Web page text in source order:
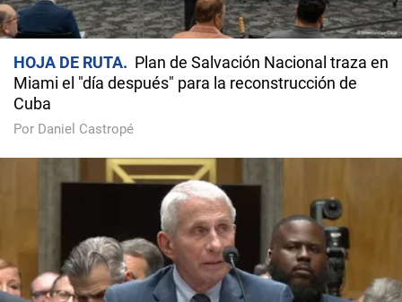
HOJA DE RUTA
Plan de Salvación Nacional traza en
Miami el "día después" para la reconstrucción de
Cuba
Por Daniel Castropé